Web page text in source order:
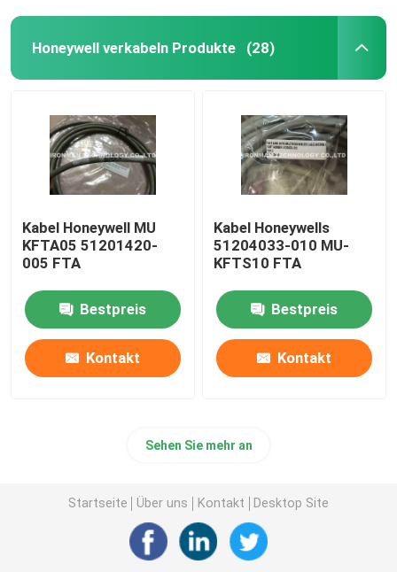
Honeywell verkabeln Produkte (28)
Kabel Honeywell MU
KFTA05 51201420-
005 FTA
Bestpreis
Kontakt
Kabel Honeywells
51204033-010 MU-
KFTS10 FTA
Bestpreis
Kontakt
Sehen Sie mehr an
Startseite Über uns Kontakt Desktop Site